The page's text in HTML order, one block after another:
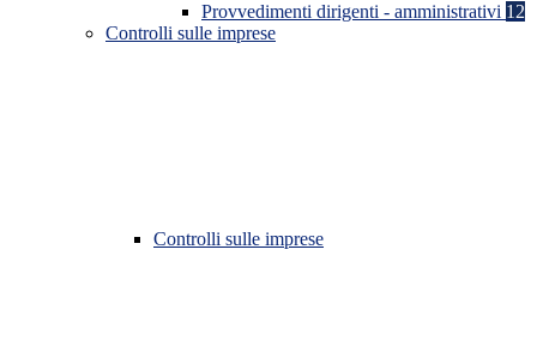
Provvedimenti dirigenti - amministrativi 12
Controlli sulle imprese
Controlli sulle imprese